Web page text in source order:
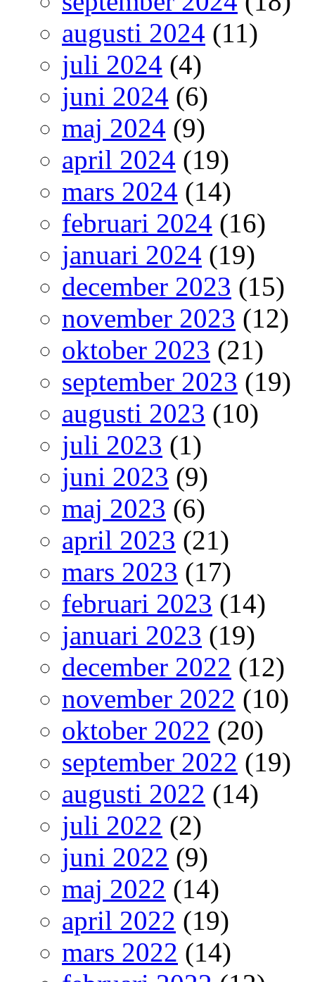
augusti 2024 (11)
juli 2024 (4)
juni 2024 (6)
maj 2024 (9)
april 2024 (19)
mars 2024 (14)
februari 2024 (16)
januari 2024 (19)
december 2023 (15)
november 2023 (12)
oktober 2023 (21)
september 2023 (19)
augusti 2023 (10)
juli 2023 (1)
juni 2023 (9)
maj 2023 (6)
april 2023 (21)
mars 2023 (17)
februari 2023 (14)
januari 2023 (19)
december 2022 (12)
november 2022 (10)
oktober 2022 (20)
september 2022 (19)
augusti 2022 (14)
juli 2022 (2)
juni 2022 (9)
maj 2022 (14)
april 2022 (19)
mars 2022 (14)